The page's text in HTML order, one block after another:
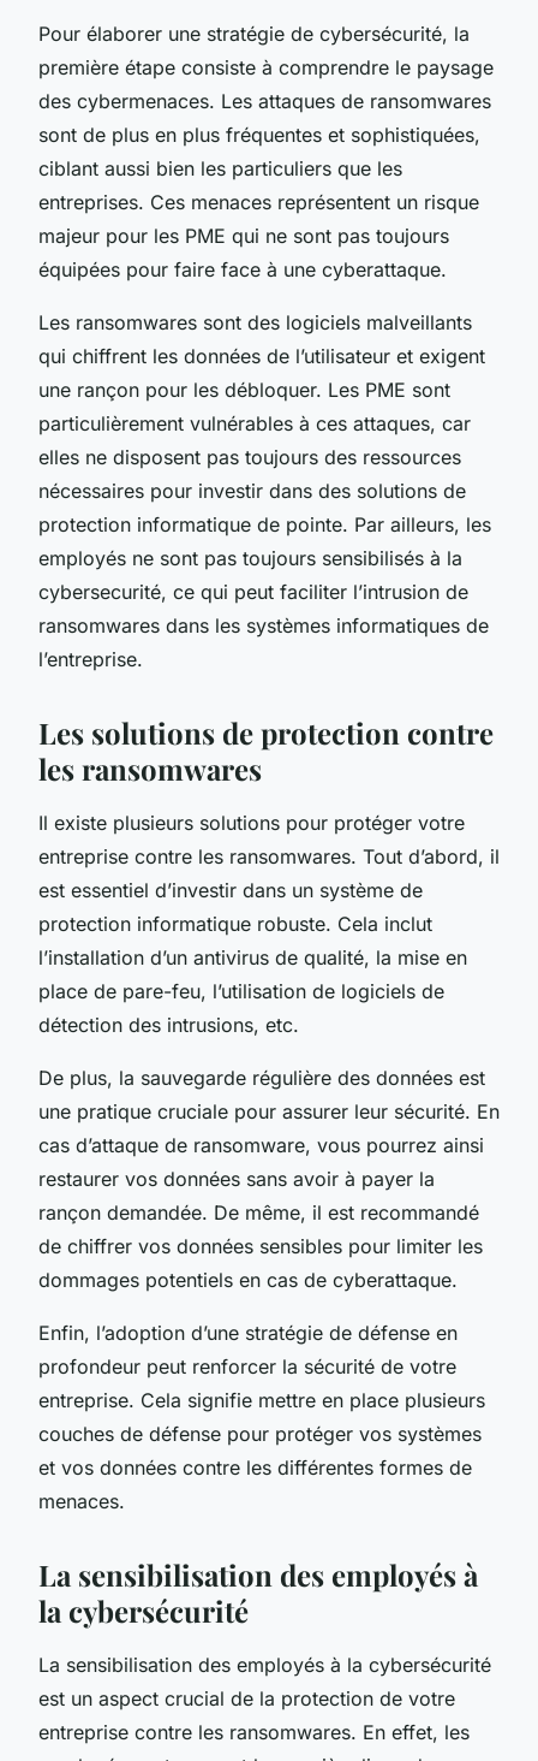
Pour élaborer une stratégie de cybersécurité, la
première étape consiste à comprendre le paysage
des cybermenaces. Les attaques de ransomwares
sont de plus en plus fréquentes et sophistiquées,
ciblant aussi bien les particuliers que les
entreprises. Ces menaces représentent un risque
majeur pour les PME qui ne sont pas toujours
équipées pour faire face à une cyberattaque.
Les ransomwares sont des logiciels malveillants
qui chiffrent les données de l’utilisateur et exigent
une rançon pour les débloquer. Les PME sont
particulièrement vulnérables à ces attaques, car
elles ne disposent pas toujours des ressources
nécessaires pour investir dans des solutions de
protection informatique de pointe. Par ailleurs, les
employés ne sont pas toujours sensibilisés à la
cybersecurité, ce qui peut faciliter l’intrusion de
ransomwares dans les systèmes informatiques de
l’entreprise.
Les solutions de protection contre
les ransomwares
Il existe plusieurs solutions pour protéger votre
entreprise contre les ransomwares. Tout d’abord, il
est essentiel d’investir dans un système de
protection informatique robuste. Cela inclut
l’installation d’un antivirus de qualité, la mise en
place de pare-feu, l’utilisation de logiciels de
détection des intrusions, etc.
De plus, la sauvegarde régulière des données est
une pratique cruciale pour assurer leur sécurité. En
cas d’attaque de ransomware, vous pourrez ainsi
restaurer vos données sans avoir à payer la
rançon demandée. De même, il est recommandé
de chiffrer vos données sensibles pour limiter les
dommages potentiels en cas de cyberattaque.
Enfin, l’adoption d’une stratégie de défense en
profondeur peut renforcer la sécurité de votre
entreprise. Cela signifie mettre en place plusieurs
couches de défense pour protéger vos systèmes
et vos données contre les différentes formes de
menaces.
La sensibilisation des employés à
la cybersécurité
La sensibilisation des employés à la cybersécurité
est un aspect crucial de la protection de votre
entreprise contre les ransomwares. En effet, les